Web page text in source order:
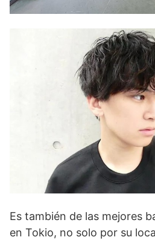
Es también de las mejores
en Tokio, no solo por su